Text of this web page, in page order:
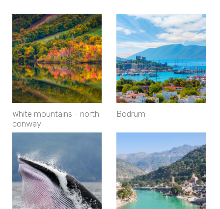
White mountains - north
conway
Bodrum